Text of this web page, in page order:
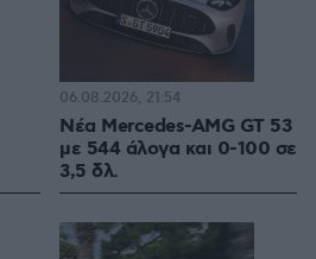
Νέα Mercedes-AMG GT 53
με 544 άλογα και 0-100 σε
3,5 δλ.
06.08.2026, 21:54